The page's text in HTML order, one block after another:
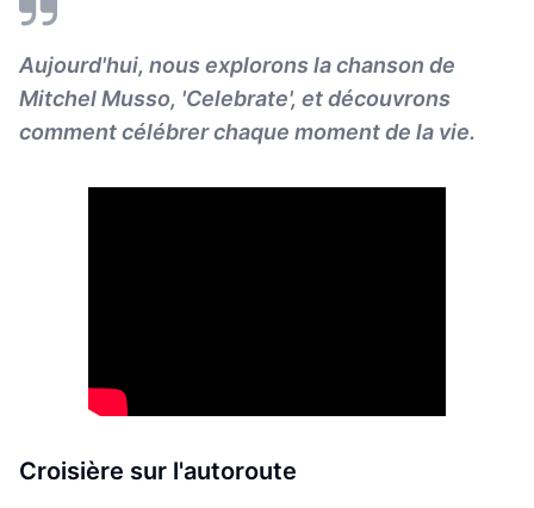
Aujourd'hui, nous explorons la chanson de
Mitchel Musso, 'Celebrate', et découvrons
comment célébrer chaque moment de la vie.
Croisière sur l'autoroute